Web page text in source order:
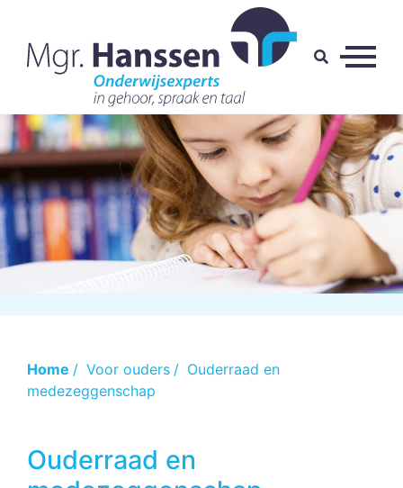
Home / Voor ouders / Ouderraad en
medezeggenschap
Ouderraad en